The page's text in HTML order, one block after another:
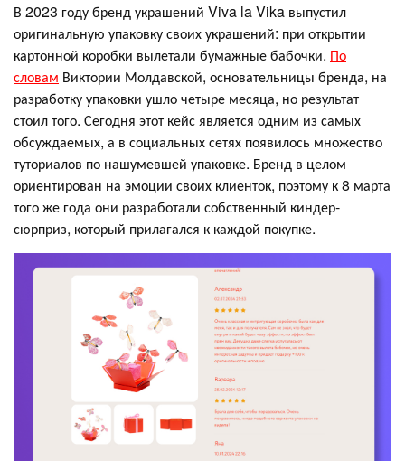
В 2023 году бренд украшений Viva la Vika выпустил
оригинальную упаковку своих украшений: при открытии
картонной коробки вылетали бумажные бабочки. По
словам Виктории Молдавской, основательницы бренда, на
разработку упаковки ушло четыре месяца, но результат
стоил того. Сегодня этот кейс является одним из самых
обсуждаемых, а в социальных сетях появилось множество
туториалов по нашумевшей упаковке. Бренд в целом
ориентирован на эмоции своих клиенток, поэтому к 8 марта
того же года они разработали собственный киндер-
сюрприз, который прилагался к каждой покупке.